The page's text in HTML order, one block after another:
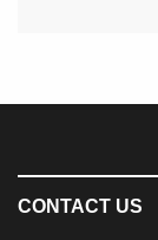
CONTACT US